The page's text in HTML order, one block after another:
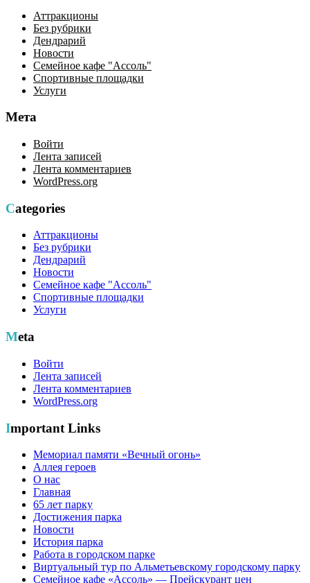
Аттракционы
Без рубрики
Дендрарий
Новости
Семейное кафе "Ассоль"
Спортивные площадки
Услуги
Мета
Войти
Лента записей
Лента комментариев
WordPress.org
Categories
Аттракционы
Без рубрики
Дендрарий
Новости
Семейное кафе "Ассоль"
Спортивные площадки
Услуги
Meta
Войти
Лента записей
Лента комментариев
WordPress.org
Important Links
Мемориал памяти «Вечный огонь»
Аллея героев
О нас
Главная
65 лет парку
Достижения парка
Новости
История парка
Работа в городском парке
Виртуальный тур по Альметьевскому городскому парку
Семейное кафе «Ассоль» — Прейскурант цен